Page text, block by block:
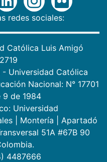
redes sociales:
Católica Luis Amigó
- Universidad Católica
Nacional: N° 17701
9 de 1984
Universidad
Montería
Apartadó
51A #67B 90
4487666